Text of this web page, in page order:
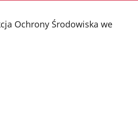
Ochrony Środowiska we